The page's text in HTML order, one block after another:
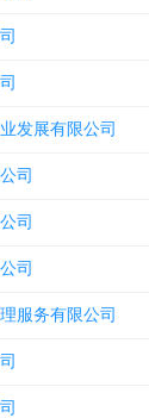
发展有限公司
司
司
司
服务有限公司